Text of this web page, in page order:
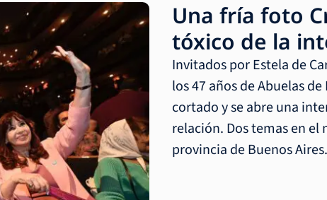
Una fría foto
tóxico de la
Invitados por Estela de
los 47 años de Abuelas
cortado y se abre una
relación. Dos temas en
provincia de Buenos Aires.